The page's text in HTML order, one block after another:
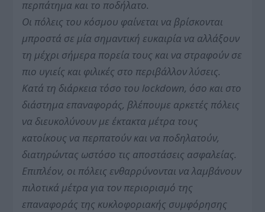
περπάτημα και το ποδήλατο.
Οι πόλεις του κόσμου φαίνεται να βρίσκονται
μπροστά σε μία σημαντική ευκαιρία να αλλάξουν
τη μέχρι σήμερα πορεία τους και να στραφούν σε
πιο υγιείς και φιλικές στο περιβάλλον λύσεις.
Κατά τη διάρκεια τόσο του lockdown, όσο και στο
διάστημα επαναφοράς, βλέπουμε αρκετές πόλεις
να διευκολύνουν με έκτακτα μέτρα τους
κατοίκους να περπατούν και να ποδηλατούν,
διατηρώντας ωστόσο τις αποστάσεις ασφαλείας.
Επιπλέον, οι πόλεις ενθαρρύνονται να λαμβάνουν
πιλοτικά μέτρα για τον περιορισμό της
επαναφοράς της κυκλοφοριακής συμφόρησης